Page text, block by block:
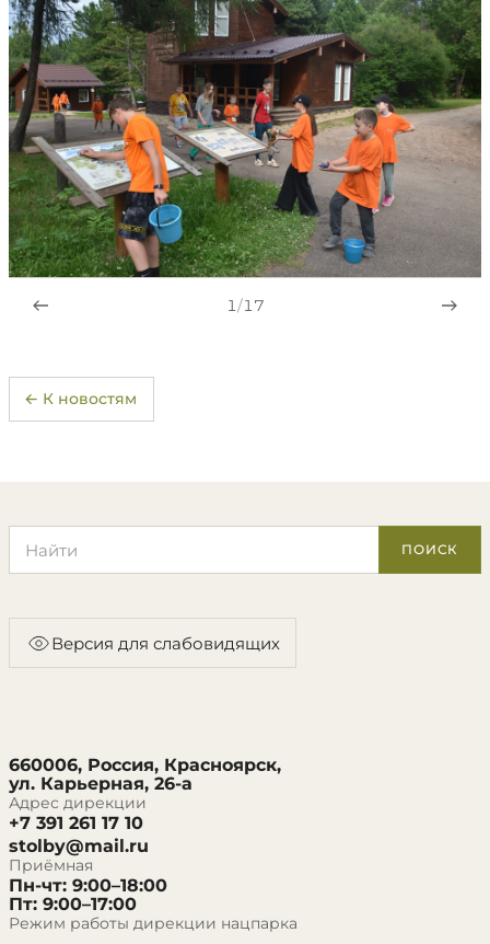
1/17
← К новостям
ПОИСК
Версия для слабовидящих
660006, Россия, Красноярск,
ул. Карьерная, 26-а
Адрес дирекции
+7 391 261 17 10
stolby@mail.ru
Приёмная
Пн-чт: 9:00–18:00
Пт: 9:00–17:00
Режим работы дирекции нацпарка